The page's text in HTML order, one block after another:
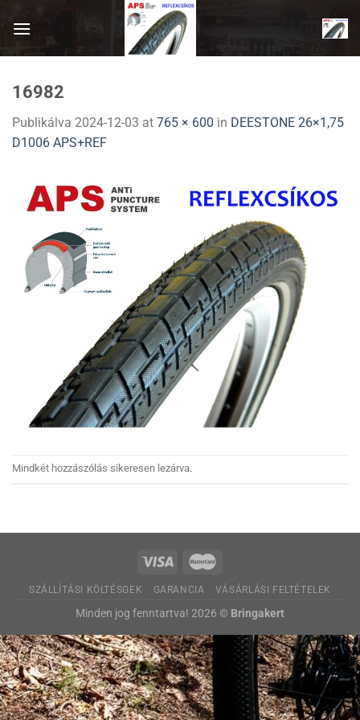
16982
Publikálva 2024-12-03 at 765 × 600 in DEESTONE 26×1,75
D1006 APS+REF
Mindkét hozzászólás sikeresen lezárva.
SZÁLLÍTÁSI KÖLTÉSGEK GARANCIA VÁSÁRLÁSI FELTÉTELEK
Minden jog fenntartva! 2026 © Bringakert